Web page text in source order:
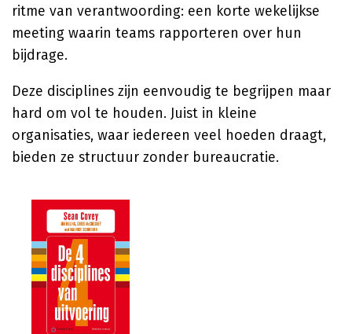
ritme van verantwoording: een korte wekelijkse
meeting waarin teams rapporteren over hun
bijdrage.
Deze disciplines zijn eenvoudig te begrijpen maar
hard om vol te houden. Juist in kleine
organisaties, waar iedereen veel hoeden draagt,
bieden ze structuur zonder bureaucratie.